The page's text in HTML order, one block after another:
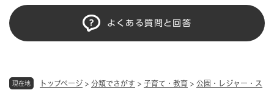
現在地 トップページ > 分類でさがす > 子育て・教育 > 公園・レジャー・ス
よくある質問と回答